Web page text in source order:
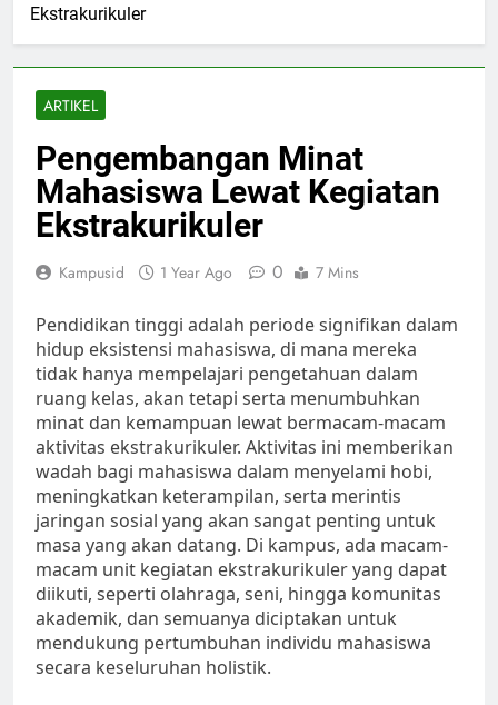
Ekstrakurikuler
ARTIKEL
Pengembangan Minat
Mahasiswa Lewat Kegiatan
Ekstrakurikuler
Kampusid 1 Year Ago 0 7 Mins
Pendidikan tinggi adalah periode signifikan dalam
hidup eksistensi mahasiswa, di mana mereka
tidak hanya mempelajari pengetahuan dalam
ruang kelas, akan tetapi serta menumbuhkan
minat dan kemampuan lewat bermacam-macam
aktivitas ekstrakurikuler. Aktivitas ini memberikan
wadah bagi mahasiswa dalam menyelami hobi,
meningkatkan keterampilan, serta merintis
jaringan sosial yang akan sangat penting untuk
masa yang akan datang. Di kampus, ada macam-
macam unit kegiatan ekstrakurikuler yang dapat
diikuti, seperti olahraga, seni, hingga komunitas
akademik, dan semuanya diciptakan untuk
mendukung pertumbuhan individu mahasiswa
secara keseluruhan holistik.